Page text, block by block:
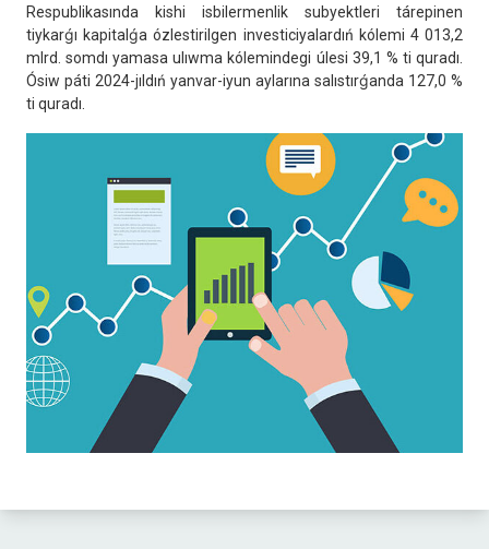
Respublikasında kishi isbilermenlik subyektleri tárepinen
tiykarǵı kapitalǵa ózlestirilgen investiciyalardıń kólemi 4 013,2
mlrd. somdı yamasa ulıwma kólemindegi úlesi 39,1 % ti quradı.
Ósiw páti 2024-jıldıń yanvar-iyun aylarına salıstırǵanda 127,0 %
ti quradı.